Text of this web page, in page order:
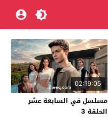
02:19:05
مسلسل في السابعة عشر
الحلقة 3